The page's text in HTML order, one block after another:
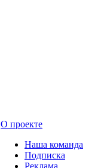
О проекте
Наша команда
Подписка
Реклама